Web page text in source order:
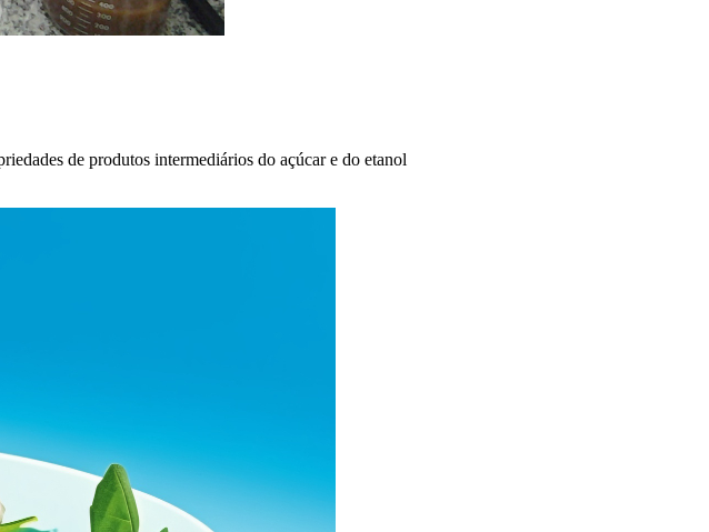
de produtos intermediários do açúcar e do etanol